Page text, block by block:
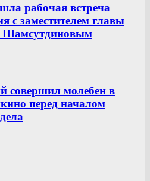
рабочая встреча
с заместителем главы
Шамсутдиновым
совершил молебен в
перед началом